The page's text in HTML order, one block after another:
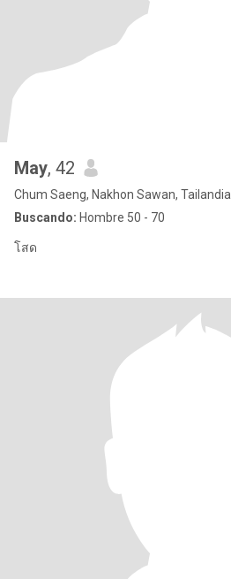
May, 42
Chum Saeng, Nakhon Sawan, Tailandia
Buscando: Hombre 50 - 70
โสด